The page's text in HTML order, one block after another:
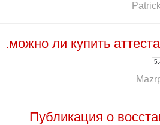
можно ли купить
Публикация о